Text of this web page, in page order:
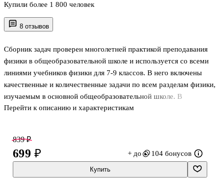
8 отзывов
Сборник задач проверен многолетней практикой преподавания
физики в общеобразовательной школе и используется со всеми
линиями учебников физики для 7-9 классов. В него включены
качественные и количественные задачи по всем разделам физики,
изучаемым в основной общеобразовательной школе. В
переработанное издание добавлены практико-ориентированные
физических величин и ответы. Пособие предназначено для
работы с учащимися.
Перейти к описанию и характеристикам
Купили более 1 800 человек
839 ₽
699 ₽ + до 104 бонусов
Купить